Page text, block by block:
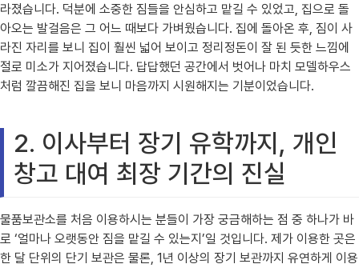
라졌습니다. 덕분에 소중한 짐들을 안심하고 맡길 수 있었고, 집으로 돌
아오는 발걸음은 그 어느 때보다 가벼웠습니다. 집에 돌아온 후, 짐이 사
라진 자리를 보니 집이 훨씬 넓어 보이고 정리정돈이 잘 된 듯한 느낌에
절로 미소가 지어졌습니다. 답답했던 공간에서 벗어나 마치 모델하우스
처럼 깔끔해진 집을 보니 마음까지 시원해지는 기분이었습니다.
2. 이사부터 장기 유학까지, 개인
창고 대여 최장 기간의 진실
물품보관소를 처음 이용하시는 분들이 가장 궁금해하는 점 중 하나가 바
로 ‘얼마나 오랫동안 짐을 맡길 수 있는지’일 것입니다. 제가 이용한 곳은
한 달 단위의 단기 보관은 물론, 1년 이상의 장기 보관까지 유연하게 이용